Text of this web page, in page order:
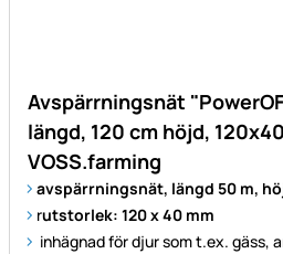
Avspärrningsnät
längd, 120 cm höjd,
VOSS.farming
avspärrningsnät, längd 50 m,
rutstorlek: 120 x 40 mm
inhägnad för djur som t.ex. gäss,